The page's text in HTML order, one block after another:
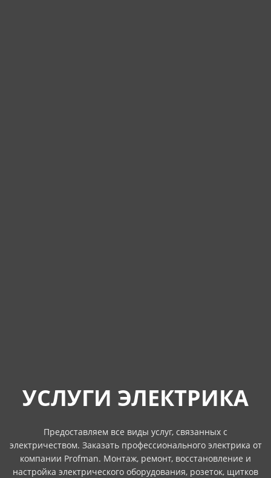
УСЛУГИ ЭЛЕКТРИКА
Предоставляем все виды услуг, связанных с
электричеством. Заказать профессионального электрика от
компании Profman. Монтаж, ремонт, восстановление и
настройка электрического оборудования, розеток, щитков